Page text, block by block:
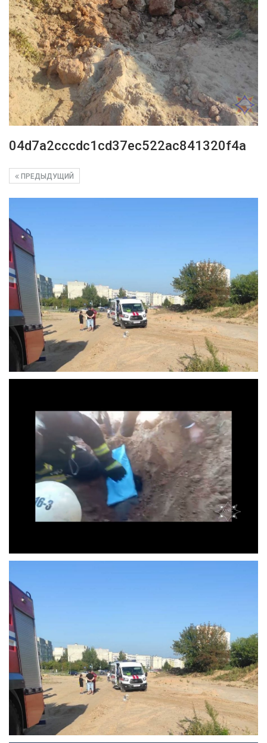
04d7a2cccdc1cd37ec522ac841320f4a
ПРЕДЫДУЩИЙ